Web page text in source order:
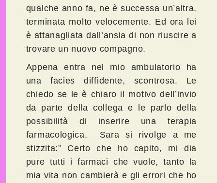
qualche anno fa, ne è successa un’altra,
terminata molto velocemente. Ed ora lei
è attanagliata dall’ansia di non riuscire a
trovare un nuovo compagno.
Appena entra nel mio ambulatorio ha
una facies diffidente, scontrosa. Le
chiedo se le è chiaro il motivo dell’invio
da parte della collega e le parlo della
possibilità di inserire una terapia
farmacologica. Sara si rivolge a me
stizzita:” Certo che ho capito, mi dia
pure tutti i farmaci che vuole, tanto la
mia vita non cambierà e gli errori che ho